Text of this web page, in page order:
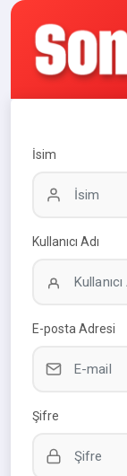
İsim
Kullanıcı Adı
E-posta Adresi
Şifre